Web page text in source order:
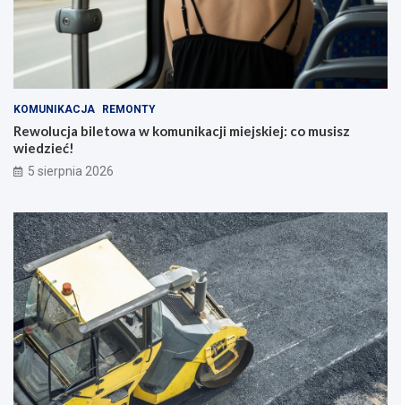
KOMUNIKACJA REMONTY
Rewolucja biletowa w komunikacji miejskiej: co musisz
wiedzieć!
5 sierpnia 2026